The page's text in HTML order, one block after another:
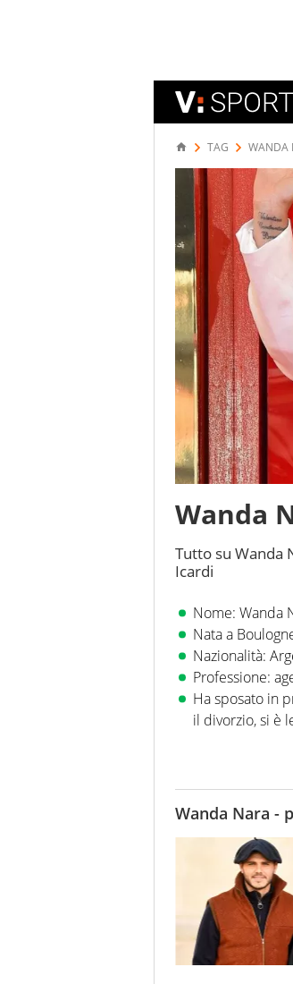
TAG WANDA
Wanda
Tutto su Wanda
Icardi
Nome: Wanda
Nata a
Nazionalità:
Professione:
Ha sposato in
il divorzio, si è
Wanda Nara -